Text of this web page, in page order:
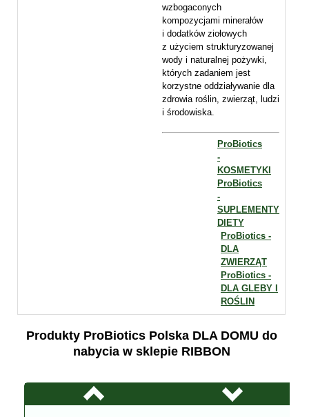
wzbogaconych
kompozycjami minerałów
i dodatków ziołowych
z użyciem strukturyzowanej
wody i naturalnej pożywki,
których zadaniem jest
korzystne oddziaływanie dla
zdrowia roślin, zwierząt, ludzi
i środowiska.
ProBiotics
-
KOSMETYKI
ProBiotics
-
SUPLEMENTY
DIETY
ProBiotics -
DLA
ZWIERZĄT
ProBiotics -
DLA GLEBY I
ROŚLIN
Produkty ProBiotics Polska DLA DOMU do
nabycia w sklepie RIBBON